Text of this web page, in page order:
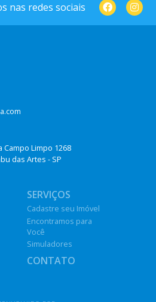
nas redes sociais
Campo Limpo 1268
das Artes - SP
SERVIÇOS
Cadastre seu Imóvel
Encontramos para
Você
Simuladores
CONTATO